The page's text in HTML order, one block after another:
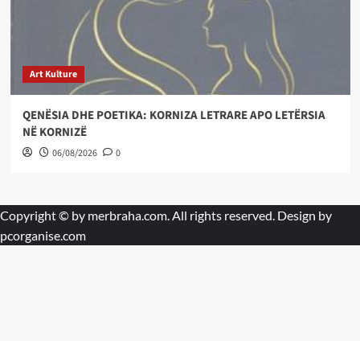
Art Kulture
QENËSIA DHE POETIKA: KORNIZA LETRARE APO LETËRSIA
NË KORNIZË
06/08/2026 0
Copyright © by merbraha.com. All rights reserved. Design by
pcorganise.com